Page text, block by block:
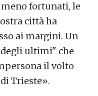
fortunati, le
città ha
ai margini. Un
ultimi" che
il volto
Trieste».